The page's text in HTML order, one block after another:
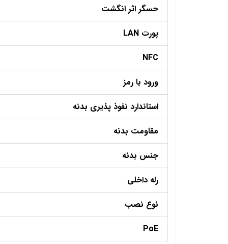
حسگر اثر انگشت
پورت LAN
NFC
ورود با رمز
استاندارد نفوذ پذیری بدنه
مقاومت بدنه
جنس بدنه
رله داخلی
نوع نصب
PoE